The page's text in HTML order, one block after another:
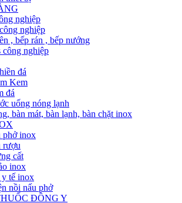
nghiệp
nghiệp
, bếp rán , bếp nướng
công nghiệp
đá
Kem
đá
uống nóng lạnh
bàn mát, bàn lạnh, bàn chặt inox
phở inox
rượu
cất
inox
tế inox
nồi nấu phở
ĐÔNG Y